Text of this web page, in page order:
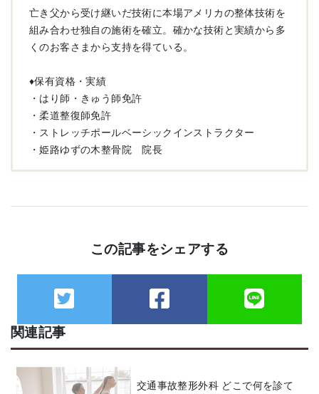
亡き父から受け継いだ技術に本場アメリカの整体技術を
組み合わせ独自の施術を確立。確かな技術と実績から多
くのお客さまから支持を得ている。
♦︎保有資格・実績
・はり師・きゅう師免許
・柔道整復師免許
・ストレッチポールベーシックインストラクター
・姫路ゆずの木整骨院 院長
この記事をシェアする
関連記事
交通事故整形外科 どこで何を診て